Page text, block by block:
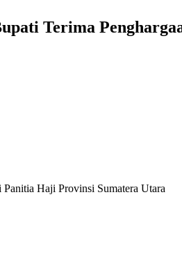
Terima
Haji Provinsi Sumatera Utara